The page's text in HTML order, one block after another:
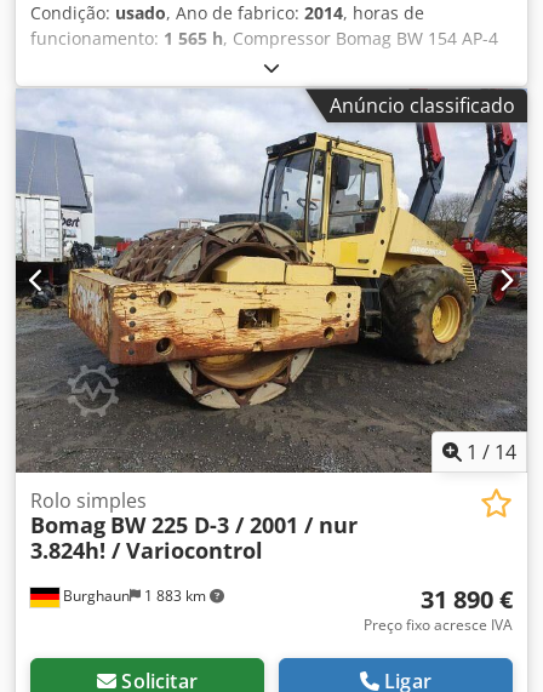
Condição: usado, Ano de fabrico: 2014, horas de
funcionamento: 1 565 h, Compressor Bomag BW 154 AP-4
AM, ano de fabricação: 2014, horas de funcionamento:
apenas 1.565h, motor: Kubota [55,4 kW/75 CV], Asphalt
Manager 2, espalhador Bomag, cortador de asfalto do lado
direito, peso: 7.300 kg, tambor com superfície lisa, bom
estado, pronto para uso imediato. Csdpfxezpdh Uo Aireha
Se desejar, apresentaremos uma proposta de
arrendamento ou financiamento. O Sr. Mihm (tel. ) terá
todo o prazer em ajudá-lo. Mais informações podem ser
encontradas no nosso site. Erros e vendas prévias
reservados! Aluguer possível. = Mais informações =
Contacte Tobias Ebert para obter mais informações.
Anúncio classificado
1 / 14
Burghaun 1 883 km
Rolo simples
Bomag BW 225 D-3 / 2001 / nur
3.824h! / Variocontrol
31 890 €
Preço fixo acresce IVA
Solicitar Ligar